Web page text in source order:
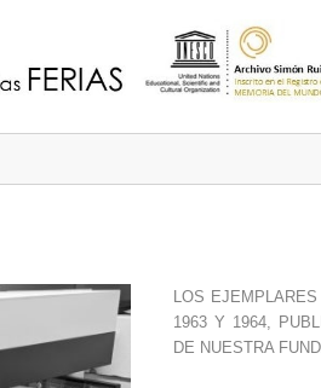
LOS
1963 Y 1964,
DE NUESTRA